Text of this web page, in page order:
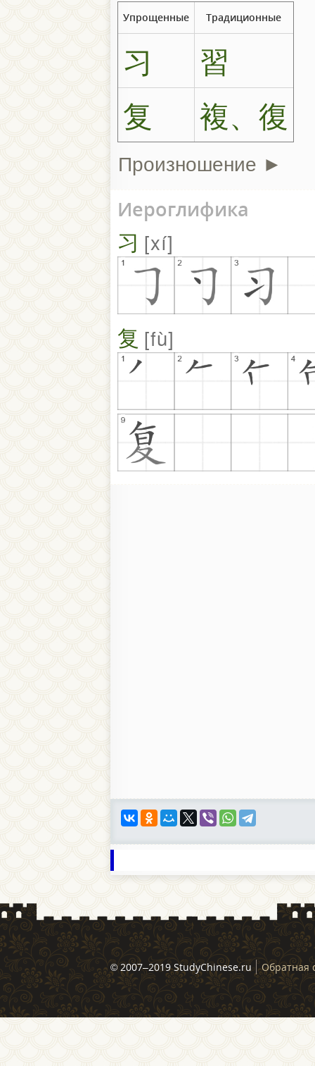
Упрощенные Традиционные
习
習
复
複、復
Произношение ►
Иероглифика
习 xí
复 fù
© 2007–2019 StudyChinese.ru Обратная